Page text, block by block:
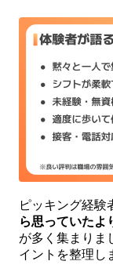
ピッキング経験
ら思っていたよ
が多く集まりま
イントを整理し